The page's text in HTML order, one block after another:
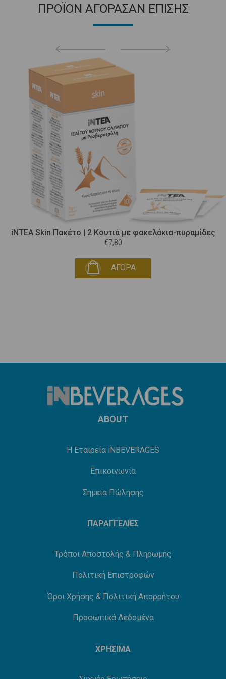
ΠΡΟΪΟΝ ΑΓΟΡΑΣΑΝ ΕΠΙΣΗΣ
iNTEA Skin Πακέτο | 2 Κουτιά με φακελάκια-πυραμίδες
€7,80
ΑΓΟΡΑ
ABOUT
Η Εταιρεία iNBEVERAGES
Επικοινωνία
Σημεία Πώλησης
ΠΑΡΑΓΓΕΛΙΕΣ
Τρόποι Αποστολής & Πληρωμής
Πολιτική Επιστροφών
Όροι Χρήσης & Πολιτική Απορρήτου
Προσωπικά Δεδομένα
ΧΡΗΣΙΜΑ